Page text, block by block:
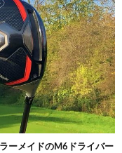
ーメイドのM6ドライバー